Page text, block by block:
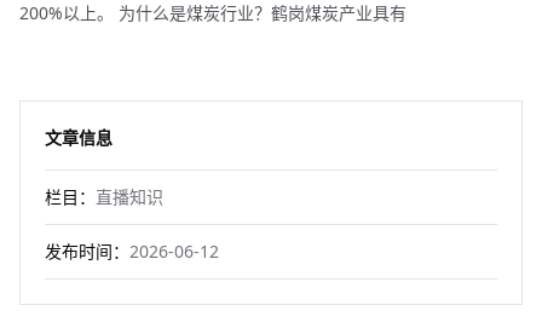
200%以上。 为什么是煤炭行业？鹤岗煤炭产业具有
文章信息
栏目： 直播知识
发布时间： 2026-06-12